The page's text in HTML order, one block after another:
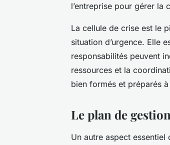
l’entreprise pour gérer la
La cellule de crise est le
situation d’urgence. Elle
responsabilités peuvent
ressources et la
bien formés et préparés
Le plan de
Un autre aspect